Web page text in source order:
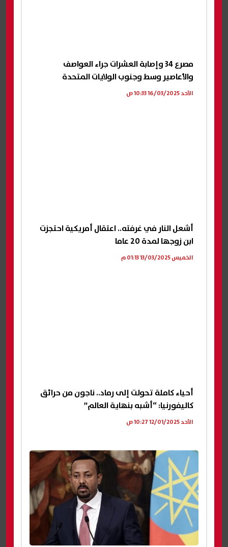
مصرع 34 وإصابة العشرات جراء العواصف
والأعاصير وسط وجنوب الولايات المتحدة
الأحد 16/03/2025 10:33 ص
أشعل النار في غرفته.. اعتقال أمريكية احتجزت
ابن زوجها لمدة 20 عاما
الخميس 13/03/2025 01:13 م
أحياء كاملة تحولت إلى رماد.. ناجون من حرائق
كاليفورنيا: “أشبه بنهاية العالم”
الأحد 12/01/2025 10:27 ص